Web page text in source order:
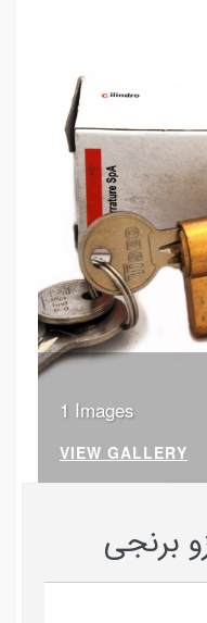
1 Images
VIEW GALLERY